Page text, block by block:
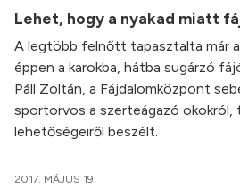
Lehet, hogy a nyakad miatt
A legtöbb felnőtt tapasztalta már
éppen a karokba, hátba sugárzó
Páll Zoltán, a Fájdalomközpont
sportorvos a szerteágazó okokról,
lehetőségeiről beszélt.
2017. MÁJUS 19.